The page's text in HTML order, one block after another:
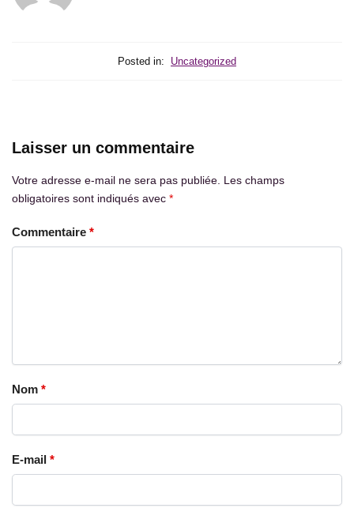
Posted in: Uncategorized
Laisser un commentaire
Votre adresse e-mail ne sera pas publiée. Les champs
obligatoires sont indiqués avec *
Commentaire *
Nom *
E-mail *